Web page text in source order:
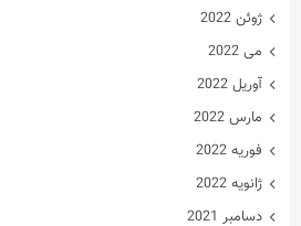
فوریه 2022
ژانویه 2022
دسامبر 2021
نوامبر 2021
اکتبر 2021
سپتامبر 2021
آگوست 2021